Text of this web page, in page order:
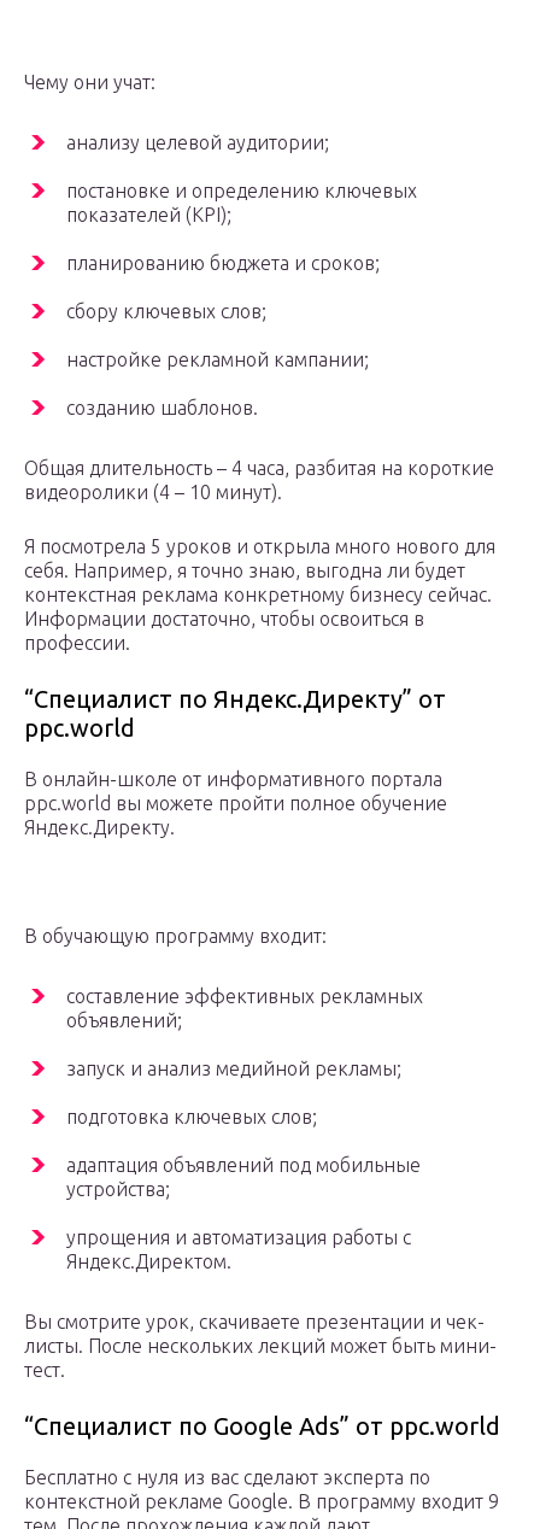
Чему они учат:
анализу целевой аудитории;
постановке и определению ключевых
показателей (KPI);
планированию бюджета и сроков;
сбору ключевых слов;
настройке рекламной кампании;
созданию шаблонов.
Общая длительность – 4 часа, разбитая на короткие
видеоролики (4 – 10 минут).
Я посмотрела 5 уроков и открыла много нового для
себя. Например, я точно знаю, выгодна ли будет
контекстная реклама конкретному бизнесу сейчас.
Информации достаточно, чтобы освоиться в
профессии.
“Специалист по Яндекс.Директу” от
ppc.world
В онлайн-школе от информативного портала
ppc.world вы можете пройти полное обучение
Яндекс.Директу.
В обучающую программу входит:
составление эффективных рекламных
объявлений;
запуск и анализ медийной рекламы;
подготовка ключевых слов;
адаптация объявлений под мобильные
устройства;
упрощения и автоматизация работы с
Яндекс.Директом.
Вы смотрите урок, скачиваете презентации и чек-
листы. После нескольких лекций может быть мини-
тест.
“Специалист по Google Ads” от ppc.world
Бесплатно с нуля из вас сделают эксперта по
контекстной рекламе Google. В программу входит 9